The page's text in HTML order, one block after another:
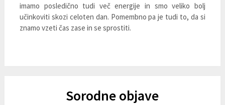
imamo posledično tudi več energije in smo veliko bolj
učinkoviti skozi celoten dan. Pomembno pa je tudi to, da si
znamo vzeti čas zase in se sprostiti.
Sorodne objave